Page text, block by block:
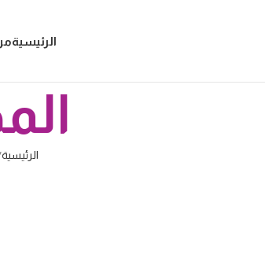
الرئيسية
الرئيسية